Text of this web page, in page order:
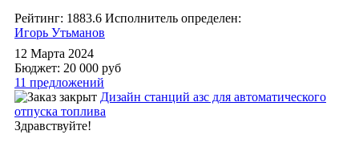
Рейтинг: 1883.6 Исполнитель определен:
Игорь Утьманов
12 Марта 2024
Бюджет: 20 000 руб
11 предложений
Дизайн станций азс для автоматического
отпуска топлива
Здравствуйте!